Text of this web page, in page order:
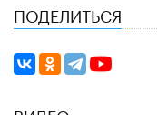
ПОДЕЛИТЬСЯ